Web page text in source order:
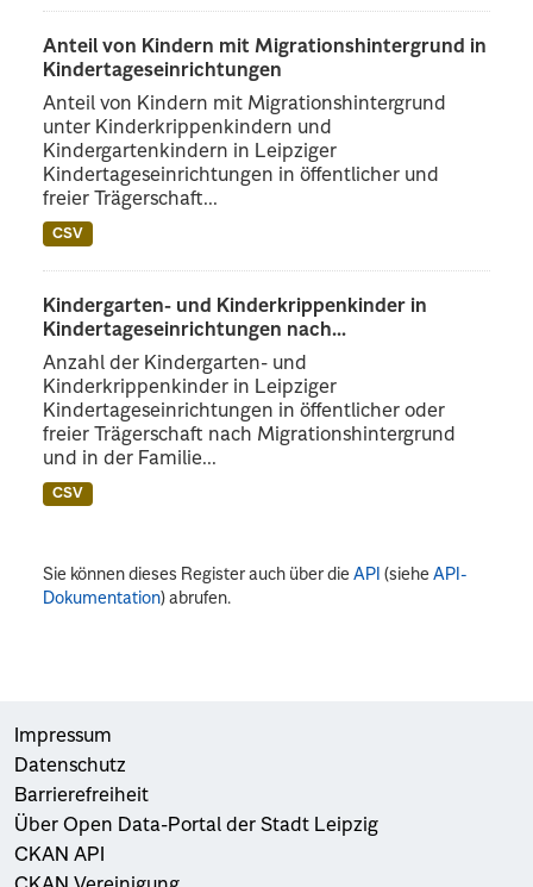
Anteil von Kindern mit Migrationshintergrund in
Kindertageseinrichtungen
Anteil von Kindern mit Migrationshintergrund
unter Kinderkrippenkindern und
Kindergartenkindern in Leipziger
Kindertageseinrichtungen in öffentlicher und
freier Trägerschaft...
CSV
Kindergarten- und Kinderkrippenkinder in
Kindertageseinrichtungen nach...
Anzahl der Kindergarten- und
Kinderkrippenkinder in Leipziger
Kindertageseinrichtungen in öffentlicher oder
freier Trägerschaft nach Migrationshintergrund
und in der Familie...
CSV
Sie können dieses Register auch über dieAPI (sieheAPI-
Dokumentation) abrufen.
Impressum
Datenschutz
Barrierefreiheit
Über Open Data-Portal der Stadt Leipzig
CKAN API